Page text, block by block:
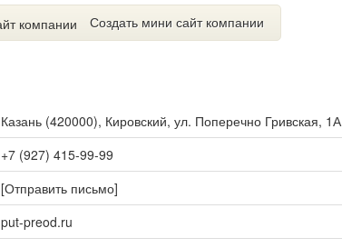
Создать мини сайт компании
Казань (420000), Кировский, ул. Поперечно Гривская, 1А
+7 (927) 415-99-99
[Отправить письмо]
put-preod.ru